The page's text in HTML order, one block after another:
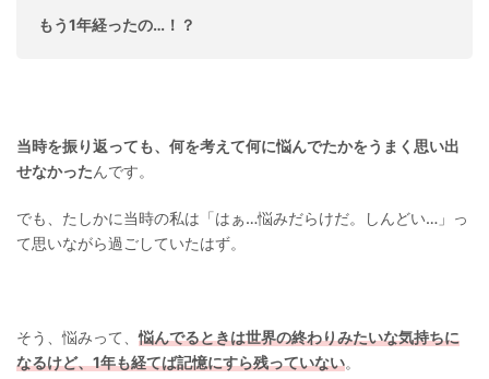
もう1年経ったの…！？
当時を振り返っても、何を考えて何に悩んでたかをうまく思い出
せなかったんです。
でも、たしかに当時の私は「はぁ…悩みだらけだ。しんどい…」っ
て思いながら過ごしていたはず。
そう、悩みって、悩んでるときは世界の終わりみたいな気持ちに
なるけど、1年も経てば記憶にすら残っていない。